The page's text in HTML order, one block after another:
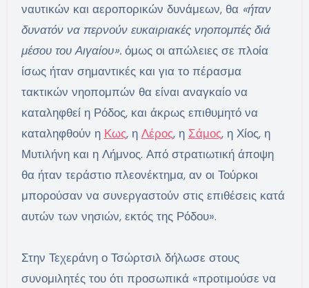
ναυτικών και αεροπορικών δυνάμεων, θα«ήταν
δυνατόν να περνούν ευκαιριακές νηοπομπές διά
μέσου του Αιγαίου». όμως οι απώλειες σε πλοία
ίσως ήταν σημαντικές και για το πέρασμα
τακτικών νηοπομπών θα είναι αναγκαίο να
καταληφθεί η Ρόδος, και άκρως επιθυμητό να
καταληφθούν η Κως, η Λέρος, η Σάμος, η Χίος, η
Μυτιλήνη και η Λήμνος. Από στρατιωτική άποψη
θα ήταν τεράστιο πλεονέκτημα, αν οι Τούρκοι
μπορούσαν να συνεργαστούν στις επιθέσεις κατά
αυτών των νησιών, εκτός της Ρόδου».
Στην Τεχεράνη ο Τσώρτσιλ δήλωσε στους
συνομιλητές του ότι προσωπικά «προτιμούσε να